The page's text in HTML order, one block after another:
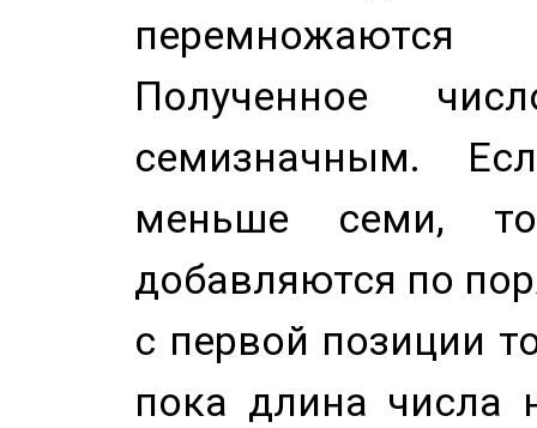
Полученное
семизначным.
меньше семи,
добавляются по
с первой позиции
пока длина числа